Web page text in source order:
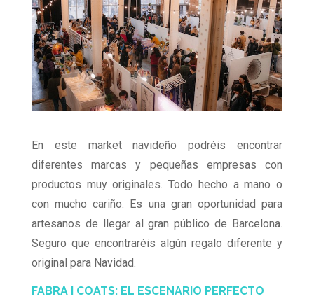
En este market navideño podréis encontrar
diferentes marcas y pequeñas empresas con
productos muy originales. Todo hecho a mano o
con mucho cariño. Es una gran oportunidad para
artesanos de llegar al gran público de Barcelona.
Seguro que encontraréis algún regalo diferente y
original para Navidad.
FABRA I COATS: EL ESCENARIO PERFECTO